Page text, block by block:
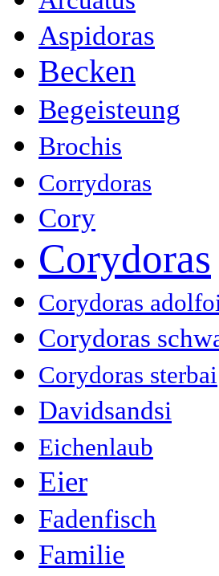
Aspidoras
Becken
Begeisteung
Brochis
Corrydoras
Cory
Corydoras
Corydoras adolfoi
Corydoras
Corydoras sterbai
Davidsandsi
Eichenlaub
Eier
Fadenfisch
Familie